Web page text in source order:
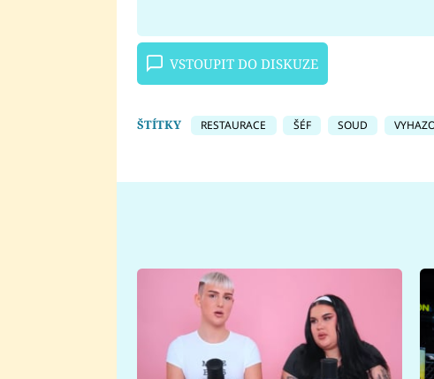
VSTOUPIT DO DISKUZE
ŠTÍTKY RESTAURACE ŠÉF SOUD